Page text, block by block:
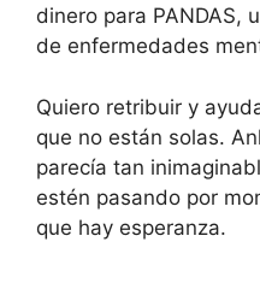
dinero para PANDAS,
de enfermedades
Quiero retribuir y
que no están solas.
parecía tan
estén pasando por
que hay esperanza.